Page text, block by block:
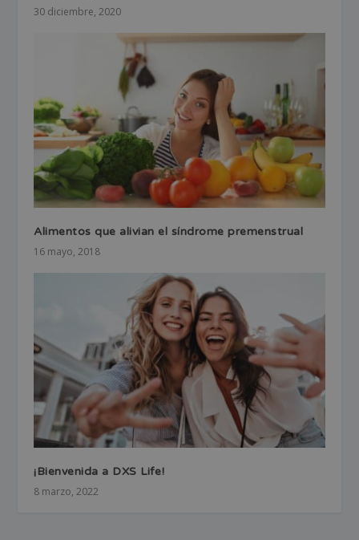
30 diciembre, 2020
Alimentos que alivian el síndrome premenstrual
16 mayo, 2018
¡Bienvenida a DXS Life!
8 marzo, 2022